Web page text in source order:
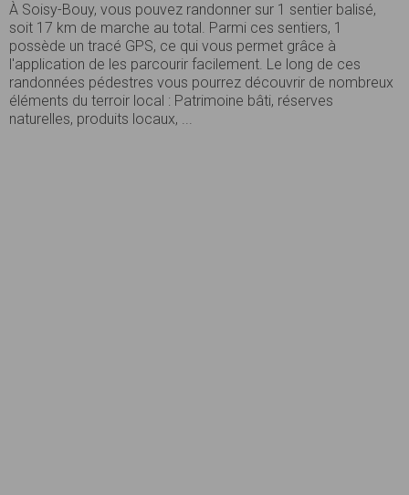
À Soisy-Bouy, vous pouvez randonner sur 1 sentier balisé,
soit 17 km de marche au total. Parmi ces sentiers, 1
possède un tracé GPS, ce qui vous permet grâce à
l'application de les parcourir facilement. Le long de ces
randonnées pédestres vous pourrez découvrir de nombreux
éléments du terroir local : Patrimoine bâti, réserves
naturelles, produits locaux, ...